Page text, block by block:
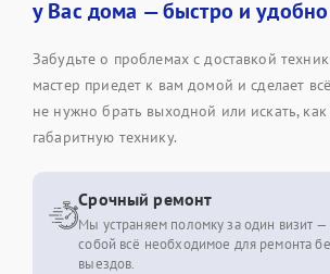
у Вас дома — быстро и удобно
Забудьте о проблемах с доставкой
мастер приедет к вам домой и сделает
не нужно брать выходной или искать, как
габаритную технику.
Срочный ремонт
Мы устраняем поломку за один визит —
собой всё необходимое для ремонта
выездов.